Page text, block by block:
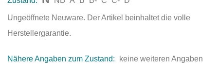
Ungeöffnete Neuware. Der Artikel beinhaltet die volle
Herstellergarantie.
Nähere Angaben zum Zustand: keine weiteren Angaben